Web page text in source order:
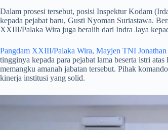
​Dalam prosesi tersebut, posisi Inspektur Kodam
kepada pejabat baru, Gusti Nyoman Suriastawa.
XXIII/Palaka Wira juga beralih dari Indra Jaya
Pangdam XXIII/Palaka Wira, Mayjen TNI Jonathan
tingginya kepada para pejabat lama beserta istri
memangku amanah jabatan tersebut. Pihak
kinerja institusi yang solid.